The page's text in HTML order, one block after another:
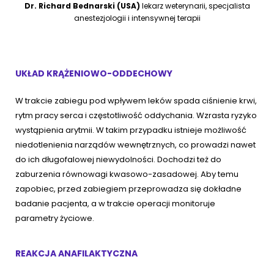
Dr. Richard Bednarski (USA) lekarz weterynarii, specjalista
anestezjologii i intensywnej terapii
UKŁAD KRĄŻENIOWO-ODDECHOWY
W trakcie zabiegu pod wpływem leków spada ciśnienie krwi,
rytm pracy serca i częstotliwość oddychania. Wzrasta ryzyko
wystąpienia arytmii. W takim przypadku istnieje możliwość
niedotlenienia narządów wewnętrznych, co prowadzi nawet
do ich długofalowej niewydolności. Dochodzi też do
zaburzenia równowagi kwasowo-zasadowej. Aby temu
zapobiec, przed zabiegiem przeprowadza się dokładne
badanie pacjenta, a w trakcie operacji monitoruje
parametry życiowe.
REAKCJA ANAFILAKTYCZNA